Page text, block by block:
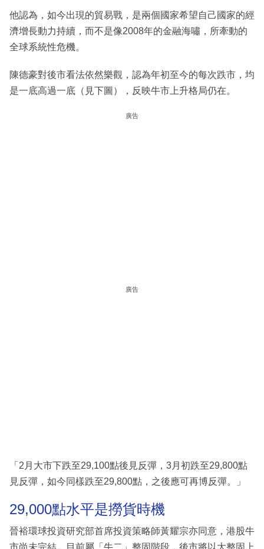
他認為，如今出現的貿易戰，是兩個國家希望自己國家的經
濟增長動力持續，而不是像2008年的金融海嘯，所牽動的
全球系統性危機。
陳德豪對後市看法依然樂觀，認為年初至今的每次跌市，均
是一底高過一底（見下圖），反映牛市上升格局仍在。
廣告
廣告
「2月大市下跌至29,100點後見反彈，3月初跌至29,800點
見反彈，如今同樣跌至29,800點，之後應可再博反彈。」
29,000點水平是撈貨時機
晉裕環球投資研究部首席投資策略師黃耀宗亦同意，港股牛
市尚未完結。目前屬「牛二」整固階段，後市將以大整固上